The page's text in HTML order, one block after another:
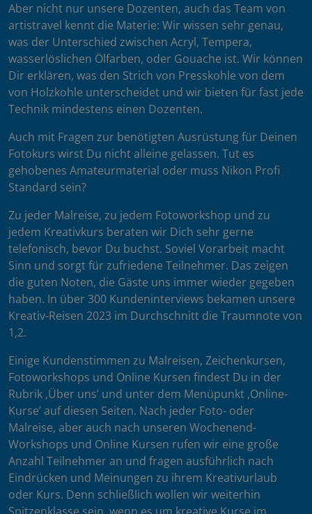
Aber nicht nur unsere Dozenten, auch das Team von
artistravel kennt die Materie: Wir wissen sehr genau,
was der Unterschied zwischen Acryl, Tempera,
wasserlöslichen Ölfarben, oder Gouache ist. Wir können
Dir erklären, was den Strich von Presskohle von dem
von Holzkohle unterscheidet und wir bieten für fast jede
Technik mindestens einen Dozenten.
Auch mit Fragen zur benötigten Ausrüstung für Deinen
Fotokurs wirst Du nicht alleine gelassen. Tut es
gehobenes Amateurmaterial oder muss Nikon Profi
Standard sein?
Zu jeder Malreise, zu jedem Fotoworkshop und zu
jedem Kreativkurs beraten wir Dich sehr gerne
telefonisch, bevor Du buchst. Soviel Vorarbeit macht
Sinn und sorgt für zufriedene Teilnehmer. Das zeigen
die guten Noten, die Gäste uns immer wieder gegeben
haben. In über 300 Kundeninterviews bekamen unsere
Kreativ-Reisen 2023 im Durchschnitt die Traumnote von
1,2.
Einige Kundenstimmen zu Malreisen, Zeichenkursen,
Fotoworkshops und Online Kursen findest Du in der
Rubrik ‚Über uns’ und unter dem Menüpunkt ‚Online-
Kurse’ auf diesen Seiten. Nach jeder Foto- oder
Malreise, aber auch nach unseren Wochenend-
Workshops und Online Kursen rufen wir eine große
Anzahl Teilnehmer an und fragen ausführlich nach
Eindrücken und Meinungen zu ihrem Kreativurlaub
oder Kurs. Denn schließlich wollen wir weiterhin